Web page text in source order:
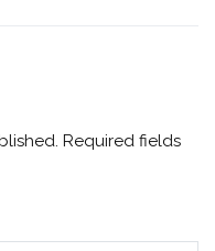
Required fields